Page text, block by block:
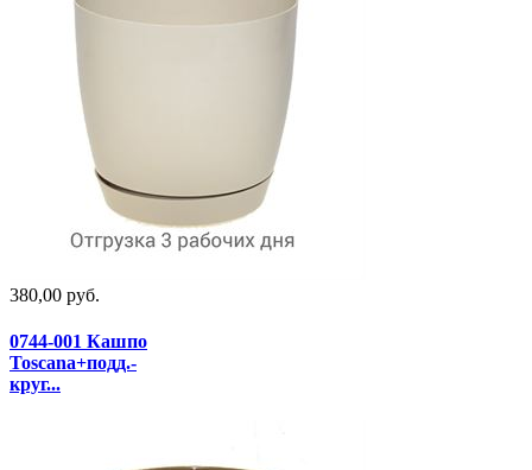
380,00 руб.
0744-001 Кашпо
Toscana+подд.-
круг...